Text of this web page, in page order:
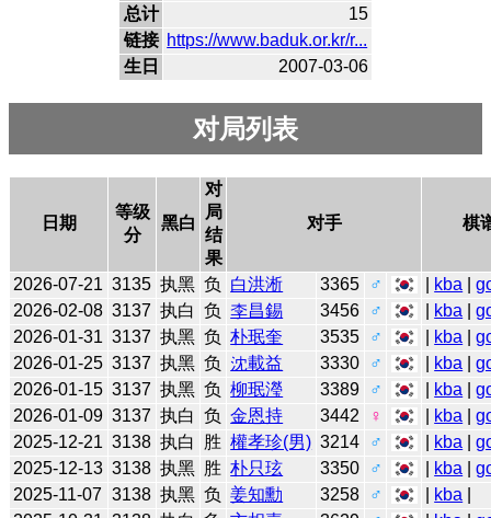
总计
15
链接 https://www.baduk.or.kr/r...
生日
2007-03-06
对局列表
日期
等级
分
黑白
对
局
结
果
对手 棋
2026-07-21 3135 执黑 负 白洪淅 3365 ♂ kba |
2026-02-08 3137 执白 负 李昌錫 3456 ♂ kba |
2026-01-31 3137 执黑 负 朴珉奎 3535 ♂ kba |
2026-01-25 3137 执黑 负 沈載益 3330 ♂ kba |
2026-01-15 3137 执黑 负 柳珉瀅 3389 ♂ kba |
2026-01-09 3137 执白 负 金恩持 3442 ♀ kba |
2025-12-21 3138 执白 胜 權孝珍(男) 3214 ♂ kba |
2025-12-13 3138 执黑 胜 朴只玹 3350 ♂ kba |
2025-11-07 3138 执黑 负 姜知勳 3258 ♂ kba